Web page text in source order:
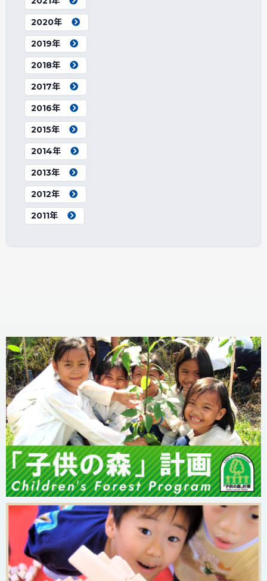
2020年
2019年
2018年
2017年
2016年
2015年
2014年
2013年
2012年
2011年